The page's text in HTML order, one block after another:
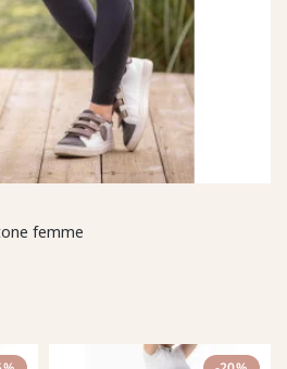
femme